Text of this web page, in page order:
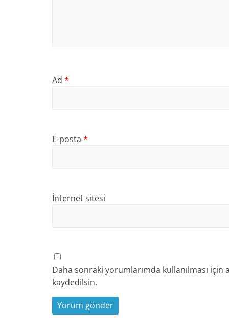
Ad *
E-posta *
İnternet sitesi
Daha sonraki yorumlarımda kullanılması için
kaydedilsin.